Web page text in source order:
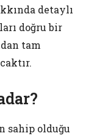
detaylı
doğru bir
tam
sahip olduğu